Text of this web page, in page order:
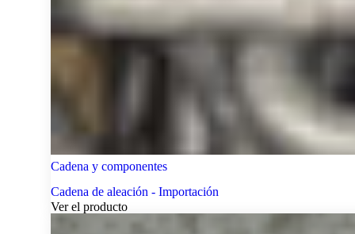
Cadena y componentes
Cadena de aleación - Importación
Ver el producto